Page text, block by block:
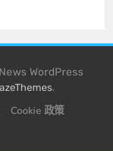
WordPress
.
Cookie 政策